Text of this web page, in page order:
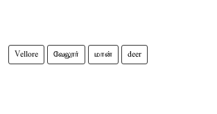
Vellore வேலூர் மான் deer